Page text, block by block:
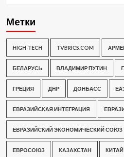
Метки
HIGH-TECH TVBRICS.COM
БЕЛАРУСЬ ВЛАДИМИР ПУТИН
ГРЕЦИЯ ДНР ДОНБАСС
ЕВРАЗИЙСКАЯ ИНТЕГРАЦИЯ
ЕВРАЗИЙСКИЙ ЭКОНОМИЧЕСКИЙ СОЮЗ
ЕВРОСОЮЗ КАЗАХСТАН КИТАЙ